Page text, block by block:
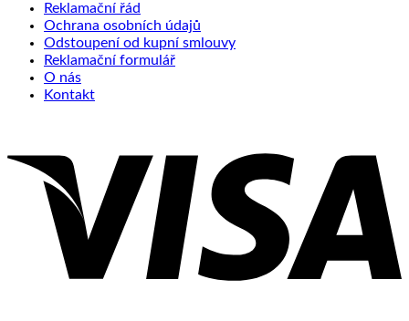
Reklamační řád
Ochrana osobních údajů
Odstoupení od kupní smlouvy
Reklamační formulář
O nás
Kontakt